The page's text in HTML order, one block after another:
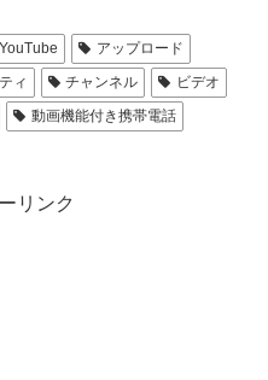
YouTube
アップロード
ィ チャンネル
ビデオ
動画機能付き携帯電話
リンク